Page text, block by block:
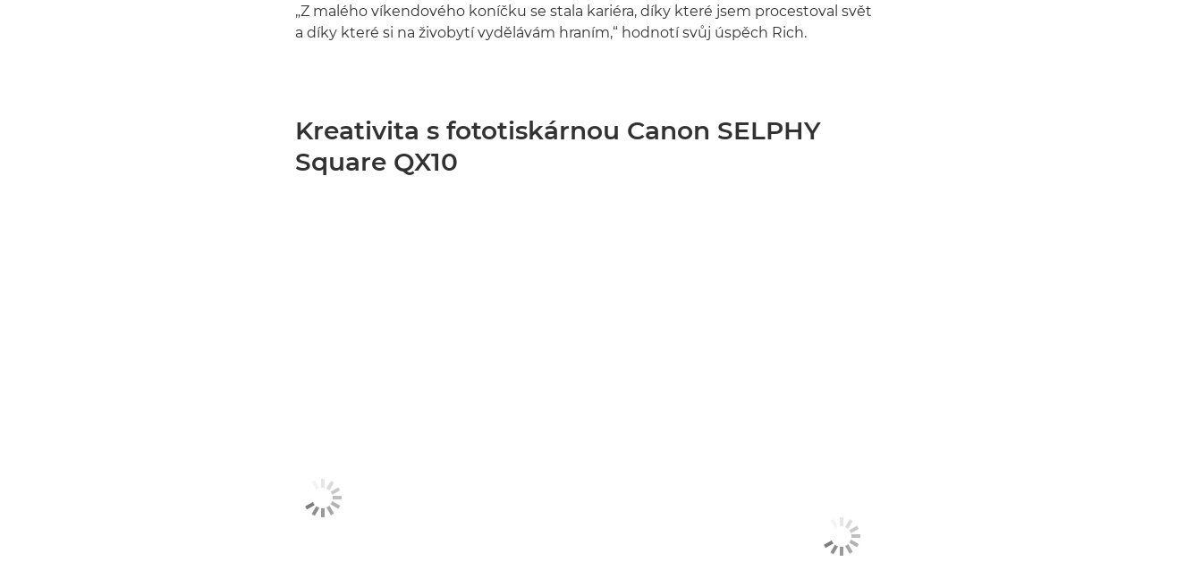
„Z malého víkendového koníčku se stala kariéra, díky které jsem procestoval svět
a díky které si na živobytí vydělávám hraním,“ hodnotí svůj úspěch Rich.
Kreativita s fototiskárnou Canon SELPHY
Square QX10